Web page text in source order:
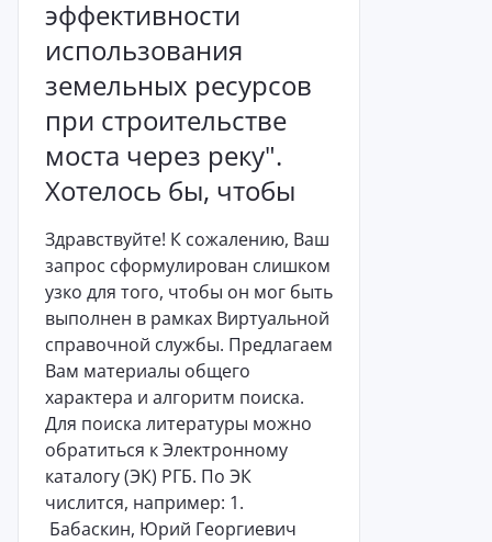
эффективности
использования
земельных ресурсов
при строительстве
моста через реку".
Хотелось бы, чтобы
Здравствуйте! К сожалению, Ваш
запрос сформулирован слишком
узко для того, чтобы он мог быть
выполнен в рамках Виртуальной
справочной службы. Предлагаем
Вам материалы общего
характера и алгоритм поиска.
Для поиска литературы можно
обратиться к Электронному
каталогу (ЭК) РГБ. По ЭК
числится, например: 1.
Бабаскин, Юрий Георгиевич